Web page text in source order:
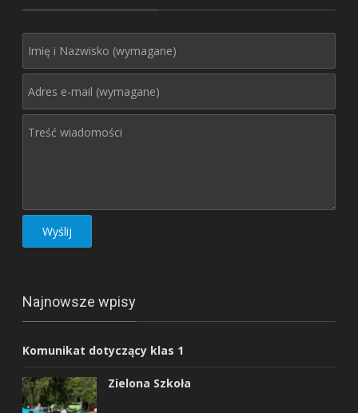
Najnowsze wpisy
Komunikat dotyczący klas 1
Zielona Szkoła